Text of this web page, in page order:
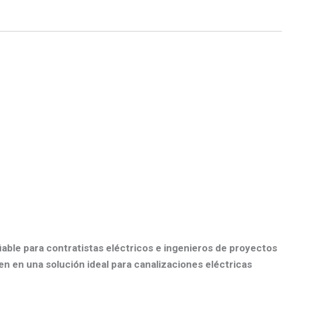
para contratistas eléctricos e ingenieros de proyectos
en una solución ideal para canalizaciones eléctricas